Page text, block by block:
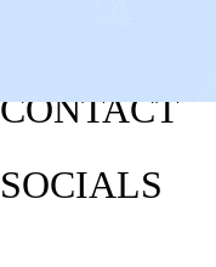
CONTACT
SOCIALS